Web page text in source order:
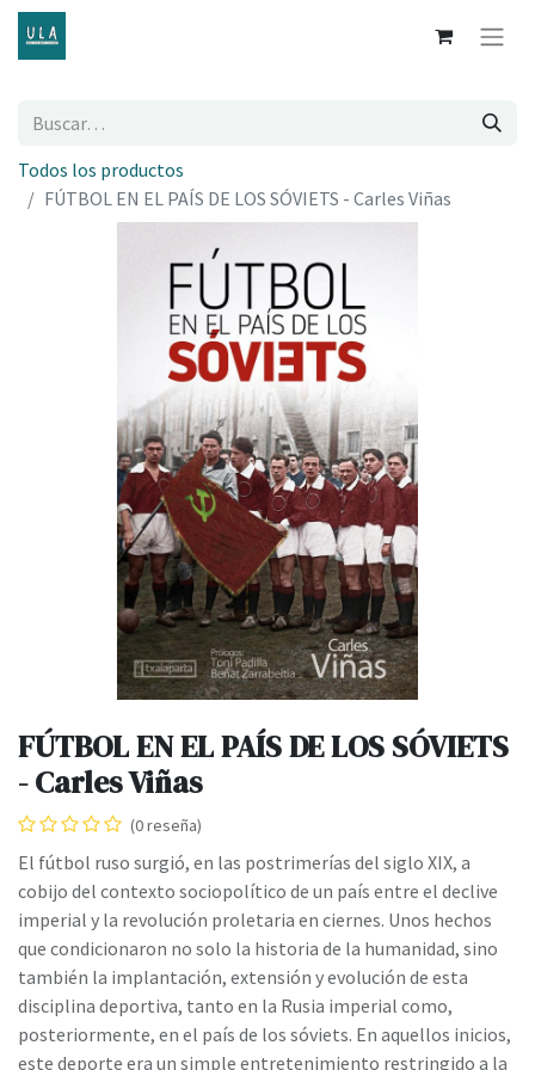
Todos los productos
FÚTBOL EN EL PAÍS DE LOS SÓVIETS - Carles Viñas
FÚTBOL EN EL PAÍS DE LOS SÓVIETS
- Carles Viñas
(0 reseña)
El fútbol ruso surgió, en las postrimerías del siglo XIX, a
cobijo del contexto sociopolítico de un país entre el declive
imperial y la revolución proletaria en ciernes. Unos hechos
que condicionaron no solo la historia de la humanidad, sino
también la implantación, extensión y evolución de esta
disciplina deportiva, tanto en la Rusia imperial como,
posteriormente, en el país de los sóviets. En aquellos inicios,
este deporte era un simple entretenimiento restringido a la